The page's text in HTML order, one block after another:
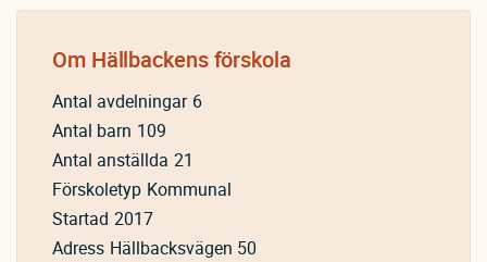
Om Hällbackens förskola
Antal avdelningar 6
Antal barn 109
Antal anställda 21
Förskoletyp Kommunal
Startad 2017
Adress Hällbacksvägen 50